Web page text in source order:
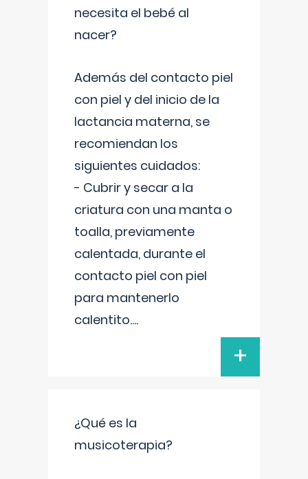
necesita el bebé al
nacer?
Además del contacto piel
con piel y del inicio de la
lactancia materna, se
recomiendan los
siguientes cuidados:
- Cubrir y secar a la
criatura con una manta o
toalla, previamente
calentada, durante el
contacto piel con piel
para mantenerlo
calentito....
+
¿Qué es la
musicoterapia?